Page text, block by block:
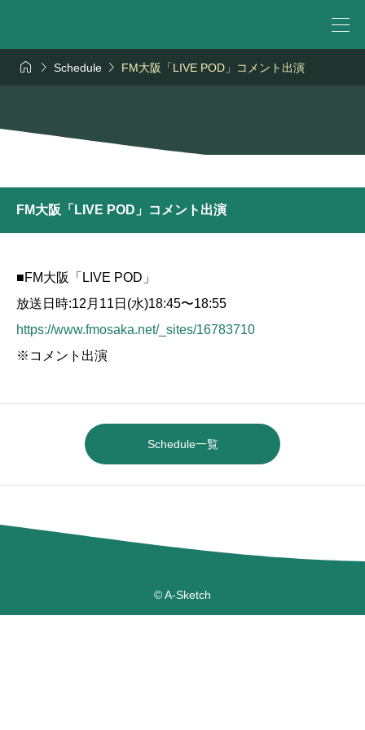
  Schedule  FM大阪「LIVE POD」コメント出演
FM大阪「LIVE POD」コメント出演
■FM大阪「LIVE POD」
放送日時:12月11日(水)18:45〜18:55
https://www.fmosaka.net/_sites/16783710
※コメント出演
Schedule一覧
© A-Sketch